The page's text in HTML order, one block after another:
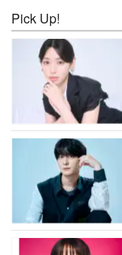
Pick Up!